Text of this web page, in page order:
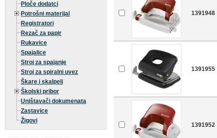
Ploče dodatci
Potrošni materijal
Registratori
Rezač za papir
Rukavice
Spajalice
Stroj za spajanje
Stroj za spiralni uvez
Škare i skalpeli
Školski pribor
Uništavači dokumenata
Zastavice
Žigovi
1391948
1391955
1391952